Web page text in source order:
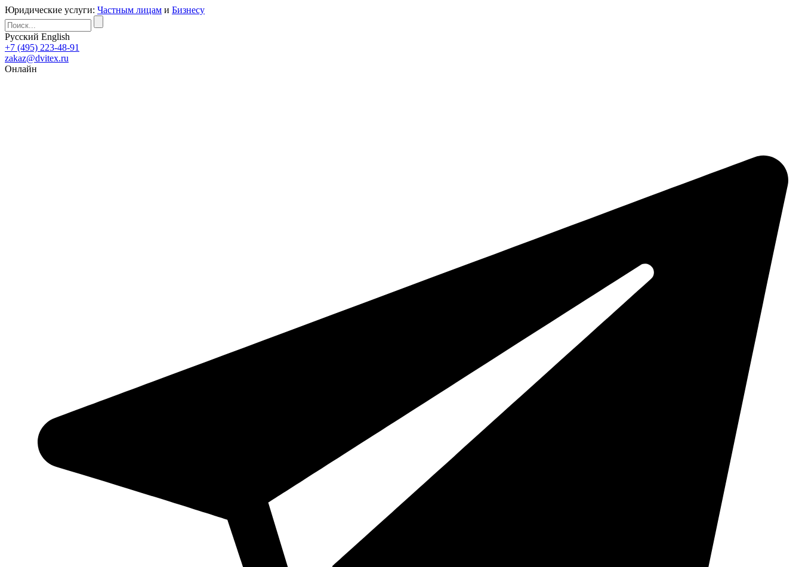
Юридические услуги: Частным лицам и Бизнесу
Русский English
+7 (495) 223-48-91
zakaz@dvitex.ru
Онлайн